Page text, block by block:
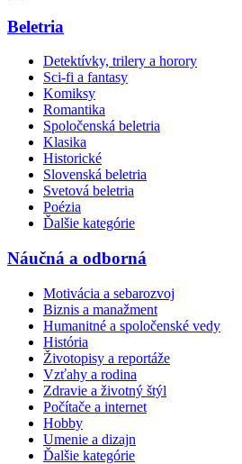
Beletria
Detektívky, trilery a horory
Sci-fi a fantasy
Komiksy
Romantika
Spoločenská beletria
Klasika
Historické
Slovenská beletria
Svetová beletria
Poézia
Ďalšie kategórie
Náučná a odborná
Motivácia a sebarozvoj
Biznis a manažment
Humanitné a spoločenské vedy
História
Životopisy a reportáže
Vzťahy a rodina
Zdravie a životný štýl
Počítače a internet
Hobby
Umenie a dizajn
Ďalšie kategórie